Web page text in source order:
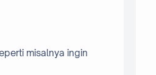
misalnya ingin